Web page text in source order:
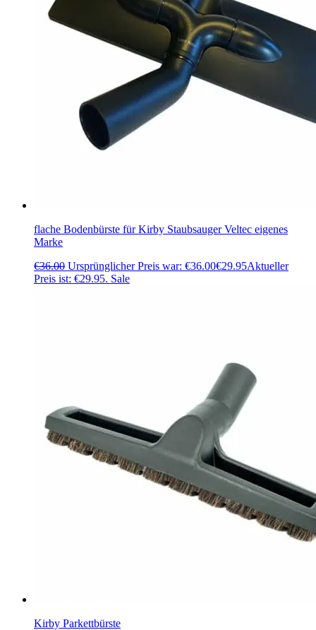
flache Bodenbürste für Kirby Staubsauger Veltec eigenes
Marke
€36.00 Ursprünglicher Preis war: €36.00€29.95Aktueller
Preis ist: €29.95. Sale
Kirby Parkettbürste